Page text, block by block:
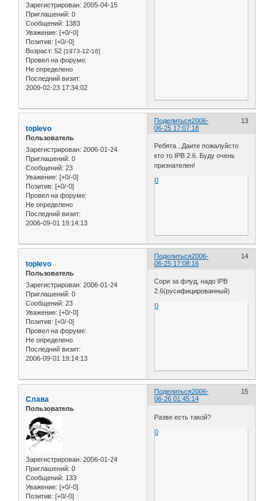
Зарегистрирован: 2005-04-15
Приглашений: 0
Сообщений: 1383
Уважение: [+0/-0]
Позитив: [+0/-0]
Возраст: 52 [1973-12-16]
Провел на форуме:
Не определено
Последний визит:
2009-02-23 17:34:02
Поделиться 13
2006-
06-25 17:07:18
toplevo
Пользователь
Зарегистрирован: 2006-01-24
Приглашений: 0
Сообщений: 23
Уважение: [+0/-0]
Позитив: [+0/-0]
Провел на форуме:
Не определено
Последний визит:
2006-09-01 19:14:13
Ребята...Даите пожалуйсто
кто то IPB 2.6. Буду очень
признателен!
0
Поделиться 14
2006-
06-25 17:08:16
toplevo
Пользователь
Зарегистрирован: 2006-01-24
Приглашений: 0
Сообщений: 23
Уважение: [+0/-0]
Позитив: [+0/-0]
Провел на форуме:
Не определено
Последний визит:
2006-09-01 19:14:13
Сори за флуд, надо IPB
2.6(русифицированный)
0
Поделиться 15
2006-
06-26 01:45:14
Слава
Пользователь
Зарегистрирован: 2006-01-24
Приглашений: 0
Сообщений: 133
Уважение: [+0/-0]
Позитив: [+0/-0]
Разве есть такой?
0